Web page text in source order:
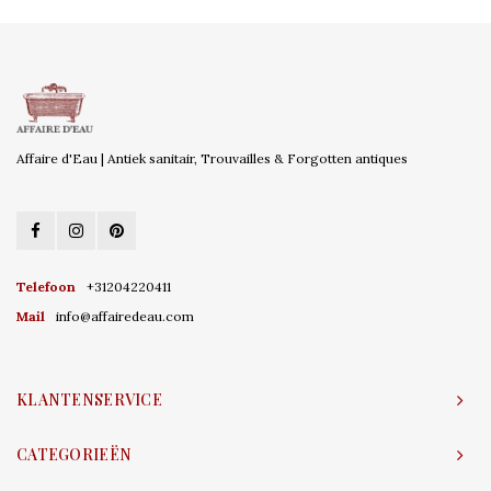
Affaire d'Eau | Antiek sanitair, Trouvailles & Forgotten antiques
Telefoon
+31204220411
Mail
info@affairedeau.com
KLANTENSERVICE
CATEGORIEËN